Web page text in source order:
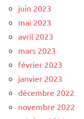
juin 2023
mai 2023
avril 2023
mars 2023
février 2023
janvier 2023
décembre 2022
novembre 2022